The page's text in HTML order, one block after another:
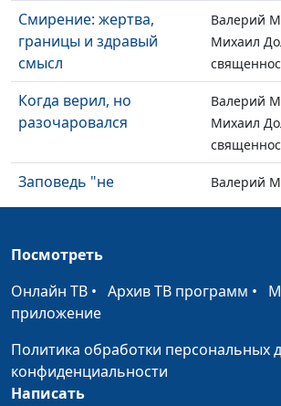
Смирение: жертва,
границы и здравый
смысл
Валерий
Михаил
Когда верил, но
разочаровался
Валерий
Михаил
Заповедь "не
прелюбодействуй" в
Валерий
Михаил
Христианская жизнь и
технический прогресс
Михаил
Как работают духовные
законы жизни
Валерий
Посмотреть
Онлайн ТВ • Архив ТВ программ •
приложение
Политика обработки персональных
конфиденциальности
Написать